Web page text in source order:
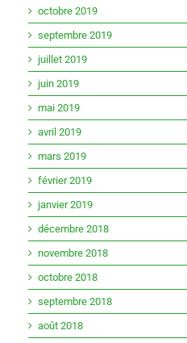
octobre 2019
septembre 2019
juillet 2019
juin 2019
mai 2019
avril 2019
mars 2019
février 2019
janvier 2019
décembre 2018
novembre 2018
octobre 2018
septembre 2018
août 2018